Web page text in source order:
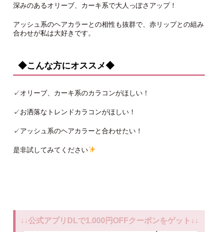
深みのあるオリーブ、カーキ系で大人っぽさアップ！
アッシュ系のヘアカラーとの相性も抜群で、赤リップとの組み
合わせが私は大好きです。
◆こんな方にオススメ◆
✓オリーブ、カーキ系のカラコンがほしい！
✓お洒落なトレンドカラコンがほしい！
✓アッシュ系のヘアカラーと合わせたい！
是非試してみてください
↓↓公式アプリDLで1.000円OFFクーポンをゲット↓↓